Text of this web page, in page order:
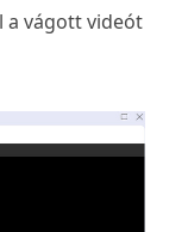
a vágott videót